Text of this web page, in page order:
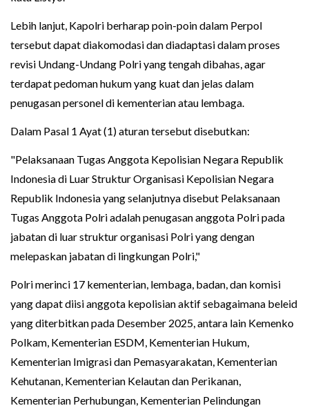
Lebih lanjut, Kapolri berharap poin-poin dalam Perpol
tersebut dapat diakomodasi dan diadaptasi dalam proses
revisi Undang-Undang Polri yang tengah dibahas, agar
terdapat pedoman hukum yang kuat dan jelas dalam
penugasan personel di kementerian atau lembaga.
Dalam Pasal 1 Ayat (1) aturan tersebut disebutkan:
"Pelaksanaan Tugas Anggota Kepolisian Negara Republik
Indonesia di Luar Struktur Organisasi Kepolisian Negara
Republik Indonesia yang selanjutnya disebut Pelaksanaan
Tugas Anggota Polri adalah penugasan anggota Polri pada
jabatan di luar struktur organisasi Polri yang dengan
melepaskan jabatan di lingkungan Polri,"
Polri merinci 17 kementerian, lembaga, badan, dan komisi
yang dapat diisi anggota kepolisian aktif sebagaimana beleid
yang diterbitkan pada Desember 2025, antara lain Kemenko
Polkam, Kementerian ESDM, Kementerian Hukum,
Kementerian Imigrasi dan Pemasyarakatan, Kementerian
Kehutanan, Kementerian Kelautan dan Perikanan,
Kementerian Perhubungan, Kementerian Pelindungan